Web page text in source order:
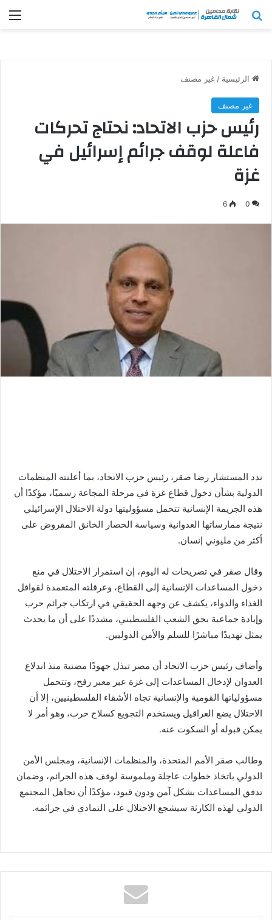
بحث عن
الرئيسية / غير مصنف
غير مصنف
رئيس حزب الاتحاد: نحتاج تحركات
فاعلة لوقف جرائم إسرائيل في
غزة
0
6
ندد المستشار رضا صقر، رئيس حزب الاتحاد، بما أعلنته المنظمات
الدولية بشأن دخول قطاع غزة في مرحلة المجاعة رسميًا، مؤكدًا أن
هذه الجريمة الإنسانية تتحمل مسؤوليتها دولة الاحتلال الإسرائيلي
نتيجة ممارساتها العدوانية وسياسة الحصار الخانق المفروض على
أكثر من مليوني إنسان.
وقال صقر في تصريحات له اليوم، إن استمرار الاحتلال في منع
دخول المساعدات الإنسانية إلى القطاع، وعرقلته المتعمدة لقوافل
الغذاء والدواء، يكشف عن وجهه الحقيقي في ارتكاب جرائم حرب
وإبادة جماعية بحق الشعب الفلسطيني، مشددًا على أن ما يحدث
يمثل تهديدًا مباشرًا للسلم والأمن الدوليين.
وأضاف رئيس حزب الاتحاد أن مصر تبذل جهودًا مضنية منذ اندلاع
العدوان لإدخال المساعدات إلى غزة عبر معبر رفح، وتتحمل
مسؤولياتها القومية والإنسانية تجاه الأشقاء الفلسطينيين، إلا أن
الاحتلال يضع العراقيل ويستخدم التجويع كسلاح حرب، وهو أمر لا
يمكن قبوله أو السكوت عنه.
وطالب صقر الأمم المتحدة، والمنظمات الإنسانية، ومجلس الأمن
الدولي باتخاذ خطوات عاجلة وملموسة لوقف هذه الجرائم، وضمان
تدفق المساعدات بشكل آمن ودون قيود، مؤكدًا أن تجاهل المجتمع
الدولي لهذه الكارثة سيشجع الاحتلال على التمادي في جرائمه.